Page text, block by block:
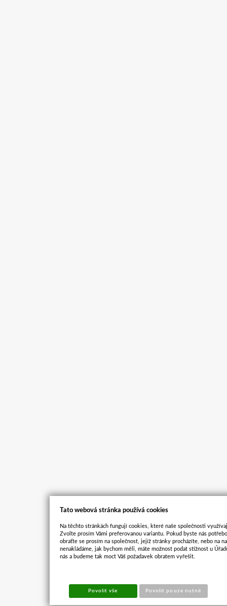
Tato webová stránka používá cookies
Na těchto stránkách fungují cookies, které naše společnosti
Zvolte prosím Vámi preferovanou variantu. Pokud byste nás
obraťte se prosím na společnost, jejíž stránky procházíte, nebo na
nenakládáme, jak bychom měli, máte možnost podat stížnost u
nás a budeme tak moct Váš požadavek obratem vyřešit.
Povolit vše Povolit pouze nutné